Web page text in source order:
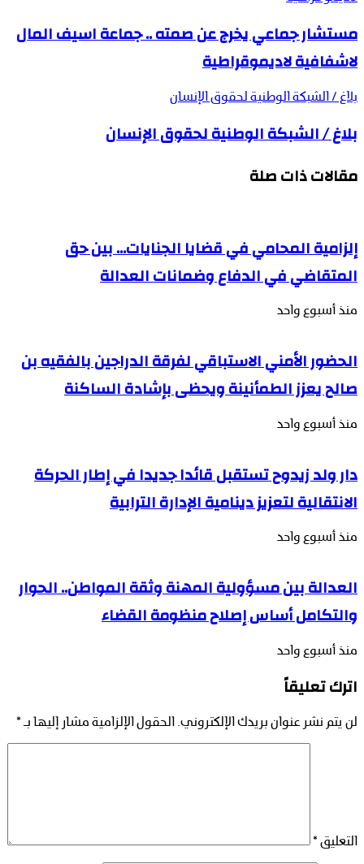
مستشار جماعي يخرج عن صمته .. جماعة اسيف المال
لاشفافية لاديموقراطية
بلاغ / الشبكة الوطنية لحقوق الإنسان
بلاغ / الشبكة الوطنية لحقوق الإنسان
مقالات ذات صلة
إلزامية المحامي في قضايا الجنايات… بين حق
المتقاضي في الدفاع وضمانات العدالة
منذ أسبوع واحد
الحضور الأمني الاستباقي لفرقة الدراجين بالفقيه بن
صالح يعزز الطمأنينة ويحظى بإشادة الساكنة
منذ أسبوع واحد
دار ولد زيدوح تستقبل قائدا جديدا في إطار الحركة
الانتقالية لتعزيز دينامية الإدارة الترابية
منذ أسبوع واحد
العدالة بين مسؤولية المهنة وثقة المواطن.. الحوار
والتكامل أساس إصلاح منظومة القضاء
منذ أسبوع واحد
اترك تعليقاً
لن يتم نشر عنوان بريدك الإلكتروني. الحقول الإلزامية مشار إليها بـ *
التعليق *